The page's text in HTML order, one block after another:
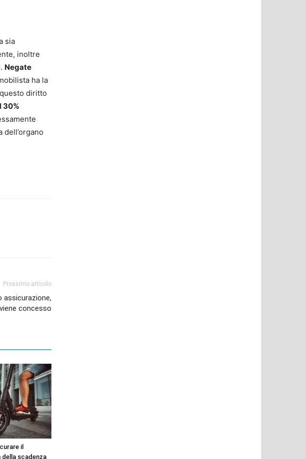
sia
inoltre
Negate
ha la
diritto
30%
Prossimo articolo
assicurazione,
concesso
il
scadenza